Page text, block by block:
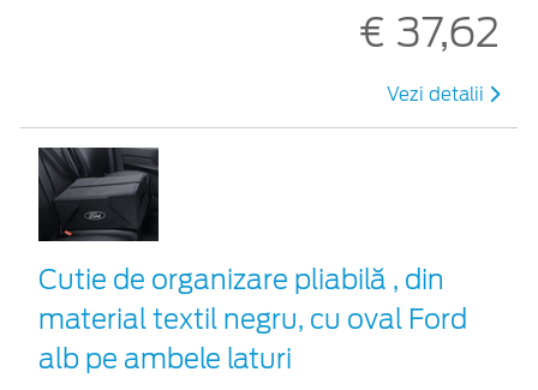
€ 37,62
Vezi detalii
Cutie de organizare pliabilă , din
material textil negru, cu oval Ford
alb pe ambele laturi